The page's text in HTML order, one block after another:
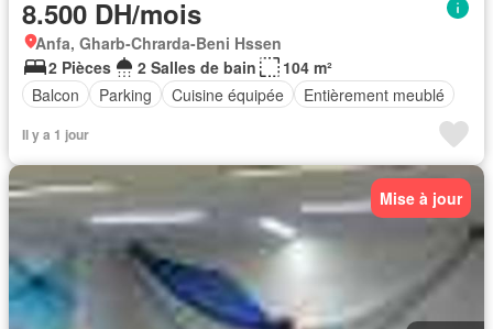
8.500 DH/mois
Anfa, Gharb-Chrarda-Beni Hssen
2 Pièces
2 Salles de bain
104 m²
Balcon
Parking Cuisine équipée Entièrement meublé
Il y a 1 jour
Mise à jour